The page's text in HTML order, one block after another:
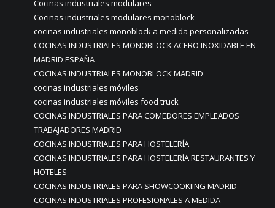
Cocinas industriales modulares
Cocinas industriales modulares monoblock
cocinas industriales monoblock a medida personalizadas
COCINAS INDUSTRIALES MONOBLOCK ACERO INOXIDABLE EN
MADRID ESPAÑA
COCINAS INDUSTRIALES MONOBLOCK MADRID
cocinas industriales móviles
cocinas industriales móviles food truck
COCINAS INDUSTRIALES PARA COMEDORES EMPLEADOS
TRABAJADORES MADRID
COCINAS INDUSTRIALES PARA HOSTELERÍA
COCINAS INDUSTRIALES PARA HOSTELERÍA RESTAURANTES Y
HOTELES
COCINAS INDUSTRIALES PARA SHOWCOOKIING MADRID
COCINAS INDUSTRIALES PROFESIONALES A MEDIDA